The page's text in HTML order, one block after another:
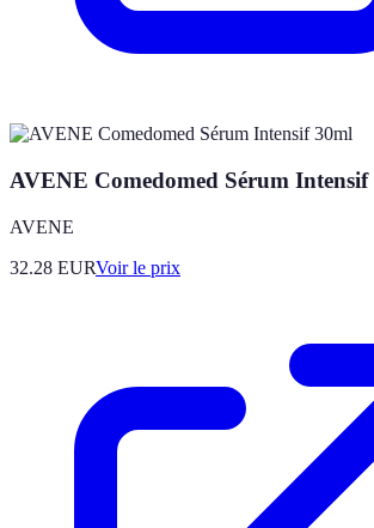
AVENE Comedomed Sérum Intensif
AVENE
32.28 EURVoir le prix